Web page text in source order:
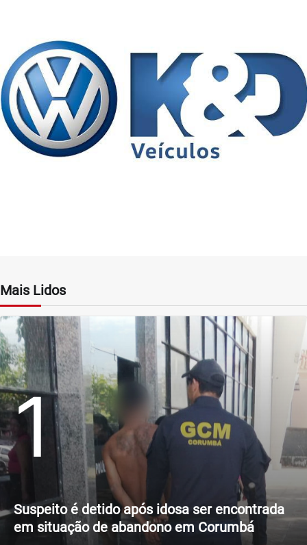
Mais Lidos
1
Suspeito é detido após idosa ser encontrada
em situação de abandono em Corumbá